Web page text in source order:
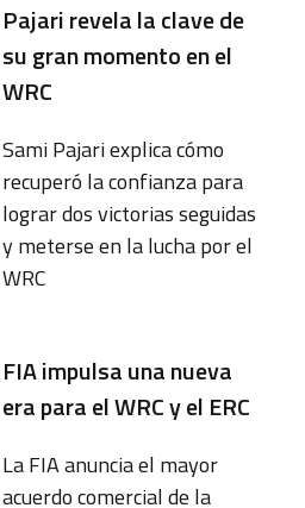
Pajari revela la clave de
su gran momento en el
WRC
Sami Pajari explica cómo
recuperó la confianza para
lograr dos victorias seguidas
y meterse en la lucha por el
WRC
FIA impulsa una nueva
era para el WRC y el ERC
La FIA anuncia el mayor
acuerdo comercial de la